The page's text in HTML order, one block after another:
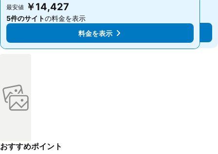
最安値 ￥14,427
5件のサイトの料金を表示
料金を表示
最安値 ￥14,427
5件のサイトの料金を表示
料金を表示
おすすめポイント